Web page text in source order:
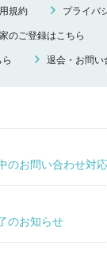
規約 プライバ
のご登録はこちら
退会・お問い
のお問い合わせ対
のお知らせ